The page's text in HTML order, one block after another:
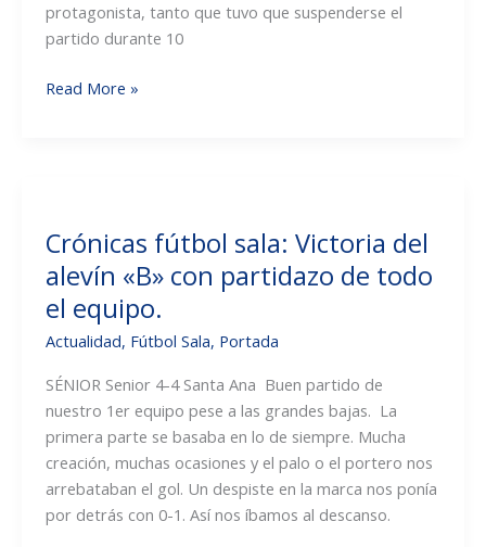
protagonista, tanto que tuvo que suspenderse el
partido durante 10
Crónicas
inicia
la
copa
con
un
valioso
Picassent.
Read More »
Crónicas fútbol sala: Victoria del
alevín «B» con partidazo de todo
el equipo.
Actualidad, Fútbol Sala, Portada
SÉNIOR Senior 4-4 Santa Ana Buen partido de
nuestro 1er equipo pese a las grandes bajas. La
primera parte se basaba en lo de siempre. Mucha
creación, muchas ocasiones y el palo o el portero nos
arrebataban el gol. Un despiste en la marca nos ponía
por detrás con 0-1. Así nos íbamos al descanso.